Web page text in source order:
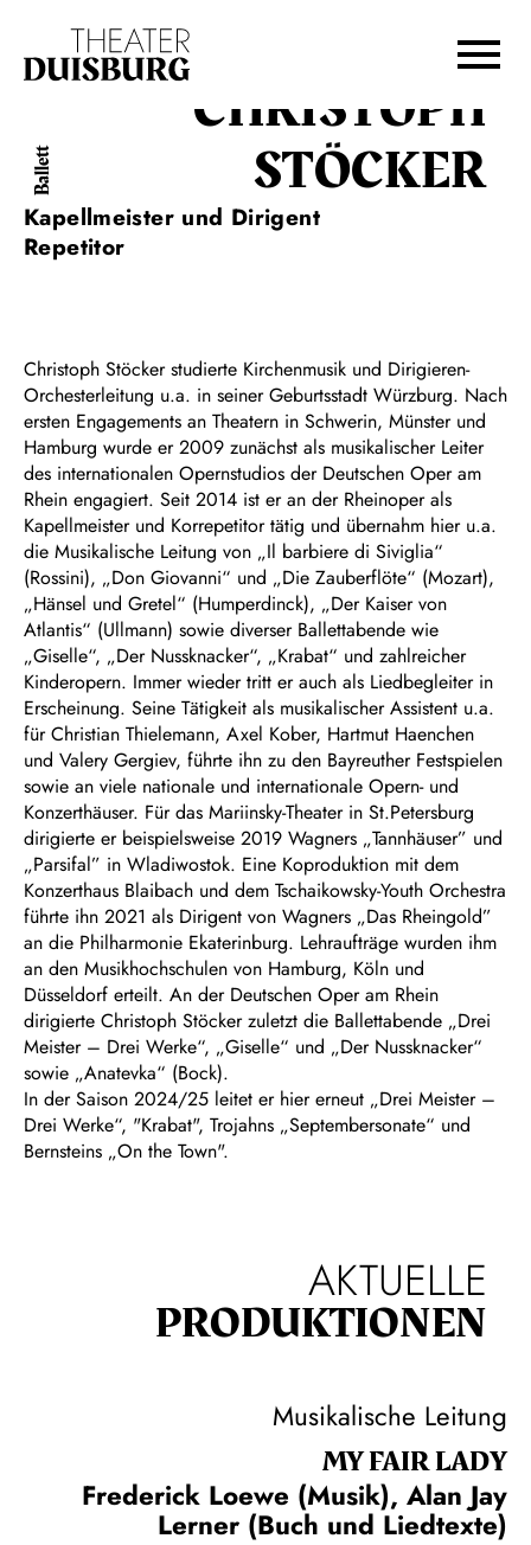
Zur Hauptnavigation springen
Zum Footer springen
Ballett
CHRISTOPH
STÖCKER
Kapellmeister und Dirigent
Repetitor
Christoph Stöcker studierte Kirchenmusik und Dirigieren-
Orchesterleitung u.a. in seiner Geburtsstadt Würzburg. Nach
ersten Engagements an Theatern in Schwerin, Münster und
Hamburg wurde er 2009 zunächst als musikalischer Leiter
des internationalen Opernstudios der Deutschen Oper am
Rhein engagiert. Seit 2014 ist er an der Rheinoper als
Kapellmeister und Korrepetitor tätig und übernahm hier u.a.
die Musikalische Leitung von „Il barbiere di Siviglia“
(Rossini), „Don Giovanni“ und „Die Zauberflöte“ (Mozart),
„Hänsel und Gretel“ (Humperdinck), „Der Kaiser von
Atlantis“ (Ullmann) sowie diverser Ballettabende wie
„Giselle“, „Der Nussknacker“, „Krabat“ und zahlreicher
Kinderopern. Immer wieder tritt er auch als Liedbegleiter in
Erscheinung. Seine Tätigkeit als musikalischer Assistent u.a.
für Christian Thielemann, Axel Kober, Hartmut Haenchen
und Valery Gergiev, führte ihn zu den Bayreuther Festspielen
sowie an viele nationale und internationale Opern- und
Konzerthäuser. Für das Mariinsky-Theater in St.Petersburg
dirigierte er beispielsweise 2019 Wagners „Tannhäuser” und
„Parsifal” in Wladiwostok. Eine Koproduktion mit dem
Konzerthaus Blaibach und dem Tschaikowsky-Youth Orchestra
führte ihn 2021 als Dirigent von Wagners „Das Rheingold”
an die Philharmonie Ekaterinburg. Lehraufträge wurden ihm
an den Musikhochschulen von Hamburg, Köln und
Düsseldorf erteilt. An der Deutschen Oper am Rhein
dirigierte Christoph Stöcker zuletzt die Ballettabende „Drei
Meister – Drei Werke“, „Giselle“ und „Der Nussknacker“
sowie „Anatevka“ (Bock).
In der Saison 2024/25 leitet er hier erneut „Drei Meister –
Drei Werke“, "Krabat", Trojahns „Septembersonate“ und
Bernsteins „On the Town".
AKTUELLE
PRODUKTIONEN
Musikalische Leitung
MY FAIR LADY
Frederick Loewe (Musik), Alan Jay
Lerner (Buch und Liedtexte)